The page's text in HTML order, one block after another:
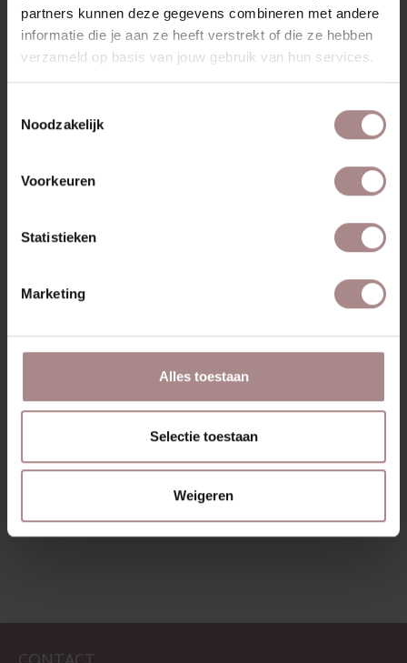
partners kunnen deze gegevens combineren met andere
informatie die je aan ze heeft verstrekt of die ze hebben
verzameld op basis van jouw gebruik van hun services.
Noodzakelijk
Voorkeuren
Statistieken
Marketing
Alles toestaan
Selectie toestaan
Weigeren
MISSCHIEN VIND JE DIT
SINNI COUNTER
BARSTOEL | EIKEN
SINNI | EIKEN
VANAF€ 189,00